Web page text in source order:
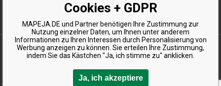
Wella Professionals
Zenz Organic
Cookies + GDPR
MAPEJA.DE und Partner benötigen Ihre Zustimmung zur
Nutzung einzelner Daten, um Ihnen unter anderem
Informationen zu Ihren Interessen durch Personalisierung von
Werbung anzeigen zu können. Sie erteilen Ihre Zustimmung,
indem Sie das Kästchen "Ja, ich stimme zu" anklicken.
Ja, ich akzeptiere